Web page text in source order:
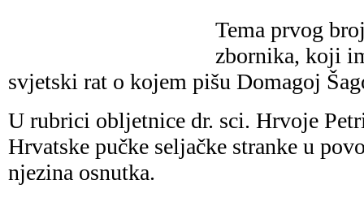
Tema prvog
zbornika, koji
svjetski rat o kojem pišu Domagoj
U rubrici obljetnice dr. sci. Hrvoje
Hrvatske pučke seljačke stranke u
njezina osnutka.